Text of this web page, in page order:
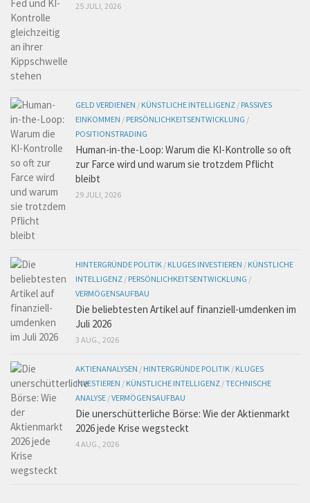
25 JULI, 2026
GELD VERDIENEN / KÜNSTLICHE INTELLIGENZ / PASSIVES
EINKOMMEN / PERSÖNLICHKEITSENTWICKLUNG /
POSITIONSTRADING
Human-in-the-Loop: Warum die KI-Kontrolle so oft
zur Farce wird und warum sie trotzdem Pflicht
bleibt
29 JULI, 2026
HINTERGRÜNDE POLITIK / KLUGES INVESTIEREN / KÜNSTLICHE
INTELLIGENZ / PERSÖNLICHKEITSENTWICKLUNG /
VERMÖGENSAUFBAU
Die beliebtesten Artikel auf finanziell-umdenken im
Juli 2026
3 AUG., 2026
AKTIENANALYSEN / HINTERGRÜNDE POLITIK / KLUGES
INVESTIEREN / KÜNSTLICHE INTELLIGENZ /TECHNISCHE
ANALYSE /VERMÖGENSAUFBAU
Die unerschütterliche Börse: Wie der Aktienmarkt
2026 jede Krise wegsteckt
4 AUG., 2026